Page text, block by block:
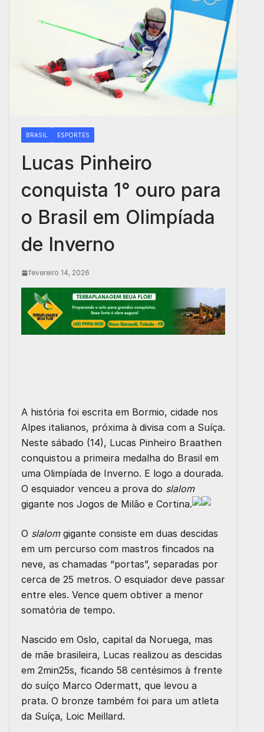
BRASIL ESPORTES
Lucas Pinheiro
conquista 1° ouro para
o Brasil em Olimpíada
de Inverno
fevereiro 14, 2026
A história foi escrita em Bormio, cidade nos
Alpes italianos, próxima à divisa com a Suíça.
Neste sábado (14), Lucas Pinheiro Braathen
conquistou a primeira medalha do Brasil em
uma Olimpíada de Inverno. E logo a dourada.
O esquiador venceu a prova do slalom
gigante nos Jogos de Milão e Cortina.
O slalom gigante consiste em duas descidas
em um percurso com mastros fincados na
neve, as chamadas “portas”, separadas por
cerca de 25 metros. O esquiador deve passar
entre eles. Vence quem obtiver a menor
somatória de tempo.
Nascido em Oslo, capital da Noruega, mas
de mãe brasileira, Lucas realizou as descidas
em 2min25s, ficando 58 centésimos à frente
do suíço Marco Odermatt, que levou a
prata. O bronze também foi para um atleta
da Suíça, Loic Meillard.